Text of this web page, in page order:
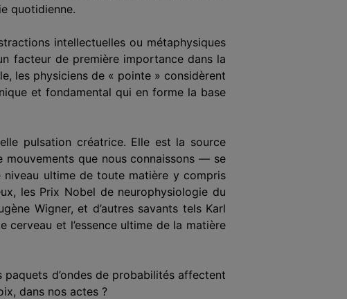
quotidienne.
intellectuelles ou métaphysiques
facteur de première importance dans la
les physiciens de « pointe » considèrent
et fondamental qui en forme la base
pulsation créatrice. Elle est la source
que nous connaissons — se
niveau ultime de toute matière y compris
les Prix Nobel de neurophysiologie du
Wigner, et d’autres savants tels Karl
cerveau et l’essence ultime de la matière
d’ondes de probabilités affectent
dans nos actes ?